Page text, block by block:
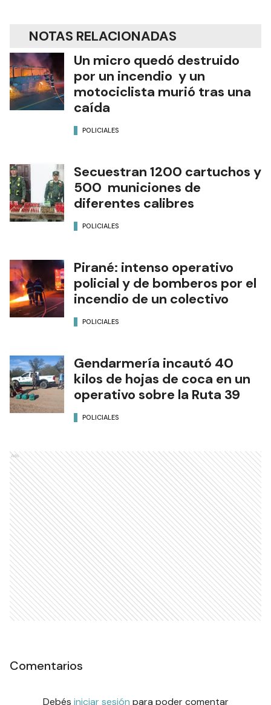
NOTAS RELACIONADAS
Un micro quedó destruido
por un incendio y un
motociclista murió tras una
caída
POLICIALES
Secuestran 1200 cartuchos y
500 municiones de
diferentes calibres
POLICIALES
Pirané: intenso operativo
policial y de bomberos por el
incendio de un colectivo
POLICIALES
Gendarmería incautó 40
kilos de hojas de coca en un
operativo sobre la Ruta 39
POLICIALES
Ads
Comentarios
Debés iniciar sesión para poder comentar